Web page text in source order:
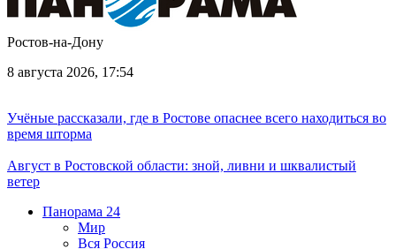
Ростов-на-Дону
8 августа 2026, 17:54
Учёные рассказали, где в Ростове опаснее всего находиться во
время шторма
Август в Ростовской области: зной, ливни и шквалистый
ветер
Панорама 24
Мир
Вся Россия